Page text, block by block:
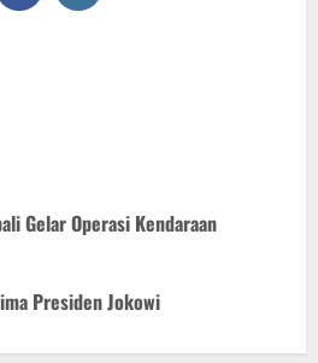
Gelar Operasi Kendaraan
Presiden Jokowi